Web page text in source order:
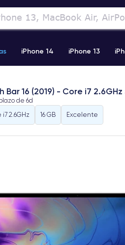
iPhone 14 iPhone 13
16 (2019) - Core i7 2.6GHz
de 6d
i7 2.6GHz 16 GB Excelente